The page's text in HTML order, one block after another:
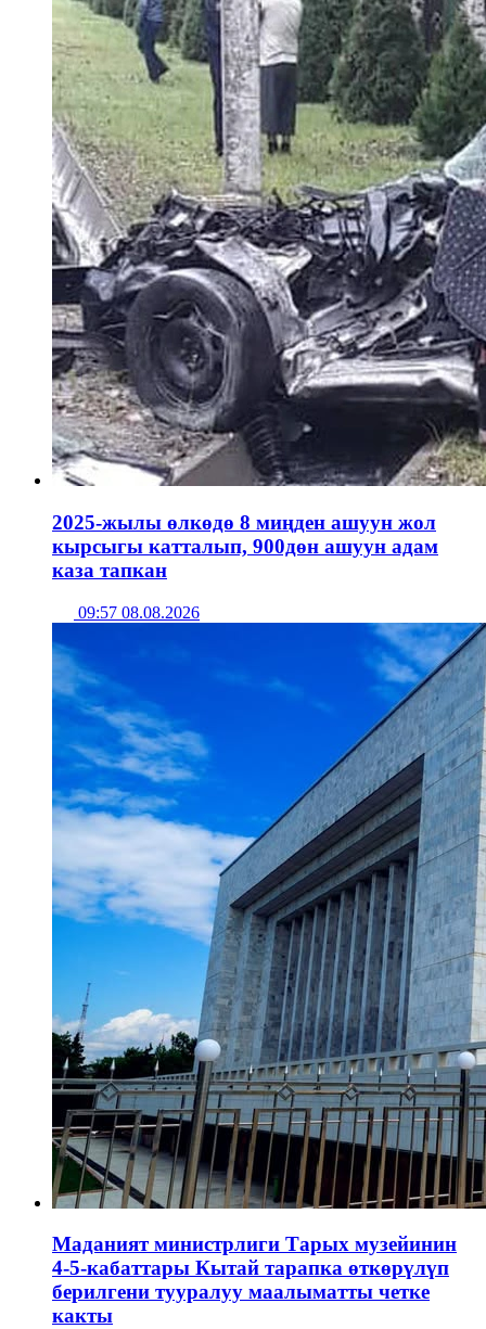
2025-жылы өлкөдө 8 миңден ашуун жол
кырсыгы катталып, 900дөн ашуун адам
каза тапкан
09:57 08.08.2026
Маданият министрлиги Тарых музейинин
4-5-кабаттары Кытай тарапка өткөрүлүп
берилгени тууралуу маалыматты четке
какты